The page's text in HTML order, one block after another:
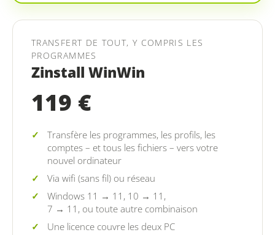
TRANSFERT DE TOUT, Y COMPRIS LES
PROGRAMMES
Zinstall WinWin
119 €
Transfère les programmes, les profils, les
comptes – et tous les fichiers – vers votre
nouvel ordinateur
Via wifi (sans fil) ou réseau
Windows 11 → 11, 10 → 11,
7 → 11, ou toute autre combinaison
Une licence couvre les deux PC